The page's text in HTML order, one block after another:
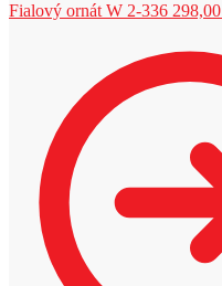
Fialový ornát W 2-336 298,00